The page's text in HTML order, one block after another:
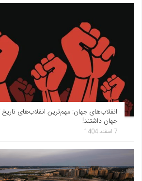
انقلاب‌های جهان: مهم‌ترین انقلاب‌های تاریخ
جهان داشتند!
7 اسفند 1404